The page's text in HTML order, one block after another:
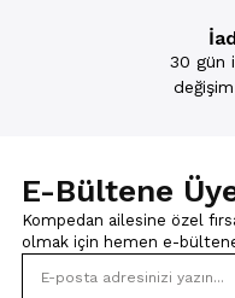
30 gün
E-Bültene
Kompedan ailesine özel
olmak için hemen e-